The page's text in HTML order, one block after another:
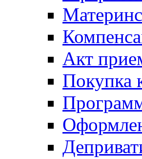
Акт
Покупка